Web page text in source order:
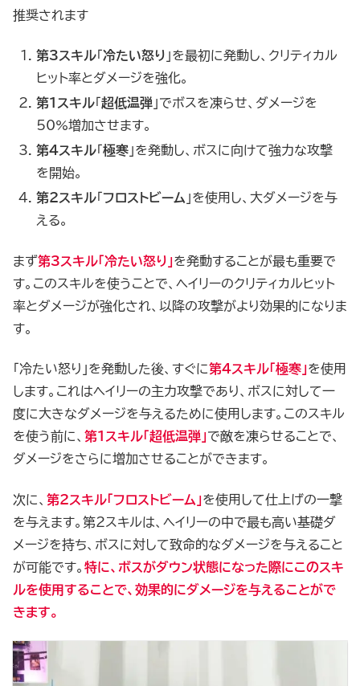
推奨されます
第3スキル 「冷たい怒り 」を最初に発動し、クリティカル
ヒット率とダメージを強化。
第1スキル 「超低温弾 」でボスを凍らせ、ダメージを
50%増加させます。
第4スキル「極寒 」を発動し、ボスに向けて強力な攻撃
を開始。
第2スキル「フロストビーム 」を使用し、大ダメージを与
える。
まず第3スキル 冷たい怒り 」を発動することが最も重要で
す。このスキルを使うことで、ヘイリーのクリティカルヒット
率とダメージが強化され、以降の攻撃がより効果的になりま
す。
「冷たい怒り」を発動した後、すぐに第4スキル「極寒」を使用
します。これはヘイリーの主力攻撃であり、ボスに対して一
度に大きなダメージを与えるために使用します。このスキル
を使う前に、 第1スキル「超低温弾」で敵を凍らせることで、
ダメージをさらに増加させることができます。
次に、 第2スキル「フロストビーム」を使用して仕上げの一撃
を与えます。第2スキルは、ヘイリーの中で最も高い基礎ダ
メージを持ち、ボスに対して致命的なダメージを与えること
が可能です。 特に、ボスがダウン状態になった際にこのスキ
ルを使用することで、効果的にダメージを与えることがで
きます。